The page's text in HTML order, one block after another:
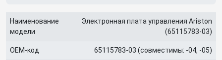
Наименование
модели
Электронная плата управления Ariston
(65115783‑03)
OEM-код 65115783‑03 (совместимы: ‑04, ‑05)